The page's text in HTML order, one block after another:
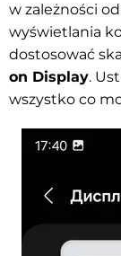
w zależności
wyświetlania
dostosować
on Display.
wszystko co